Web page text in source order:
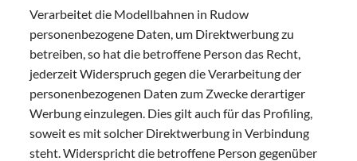
Verarbeitet die Modellbahnen in Rudow
personenbezogene Daten, um Direktwerbung zu
betreiben, so hat die betroffene Person das Recht,
jederzeit Widerspruch gegen die Verarbeitung der
personenbezogenen Daten zum Zwecke derartiger
Werbung einzulegen. Dies gilt auch für das Profiling,
soweit es mit solcher Direktwerbung in Verbindung
steht. Widerspricht die betroffene Person gegenüber